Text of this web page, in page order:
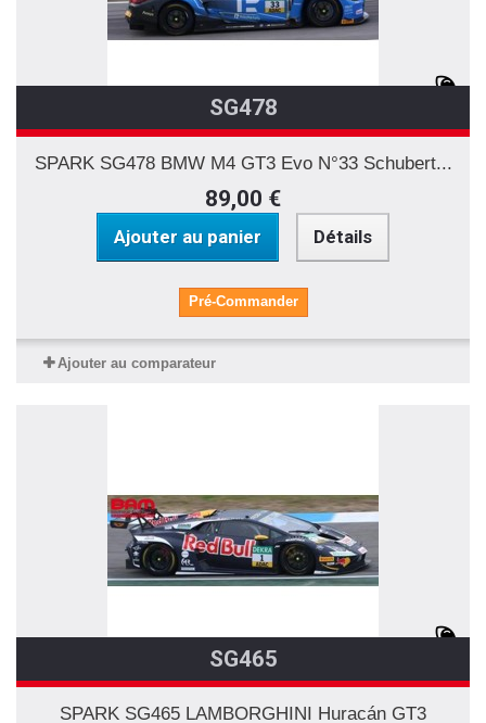
SG478
SPARK SG478 BMW M4 GT3 Evo N°33 Schubert...
89,00 €
Ajouter au panier Détails
Pré-Commander
Ajouter au comparateur
SG465
SPARK SG465 LAMBORGHINI Huracán GT3